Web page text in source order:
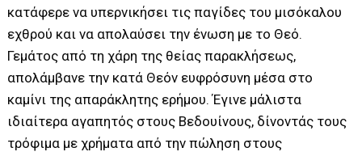
κατάφερε να υπερνικήσει τις παγίδες του μισόκαλου
εχθρού και να απολαύσει την ένωση με το Θεό.
Γεμάτος από τη χάρη της θείας παρακλήσεως,
απολάμβανε την κατά Θεόν ευφρόσυνη μέσα στο
καμίνι της απαράκλητης ερήμου. Έγινε μάλιστα
ιδιαίτερα αγαπητός στους Βεδουίνους, δίνοντάς τους
τρόφιμα με χρήματα από την πώληση στους